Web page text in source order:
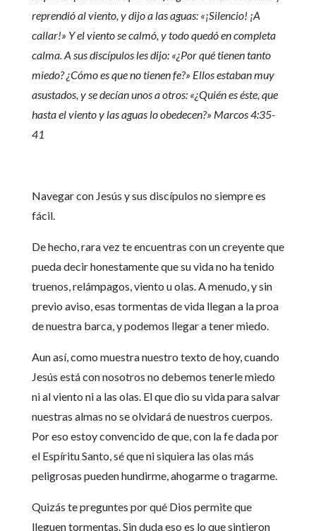
reprendió al viento, y dijo a las aguas: «¡Silencio! ¡A
callar!» Y el viento se calmó, y todo quedó en completa
calma. A sus discípulos les dijo: «¿Por qué tienen tanto
miedo? ¿Cómo es que no tienen fe?» Ellos estaban muy
asustados, y se decían unos a otros: «¿Quién es éste, que
hasta el viento y las aguas lo obedecen?» Marcos 4:35-
41
Navegar con Jesús y sus discípulos no siempre es
fácil.
De hecho, rara vez te encuentras con un creyente que
pueda decir honestamente que su vida no ha tenido
truenos, relámpagos, viento u olas. A menudo, y sin
previo aviso, esas tormentas de vida llegan a la proa
de nuestra barca, y podemos llegar a tener miedo.
Aun así, como muestra nuestro texto de hoy, cuando
Jesús está con nosotros no debemos tenerle miedo
ni al viento ni a las olas. El que dio su vida para salvar
nuestras almas no se olvidará de nuestros cuerpos.
Por eso estoy convencido de que, con la fe dada por
el Espíritu Santo, sé que ni siquiera las olas más
peligrosas pueden hundirme, ahogarme o tragarme.
Quizás te preguntes por qué Dios permite que
lleguen tormentas. Sin duda eso es lo que sintieron